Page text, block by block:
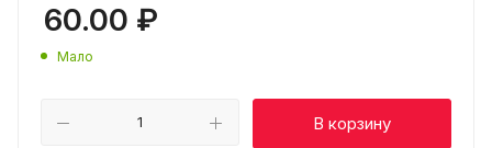
60.00 ₽
Мало
В корзину